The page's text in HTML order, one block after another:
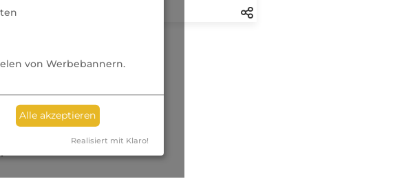
–
von Werbebannern.
Alle akzeptieren
Realisiert mit Klaro!